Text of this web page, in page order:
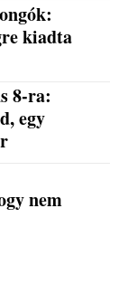
kiadta
8-ra:
egy
nem